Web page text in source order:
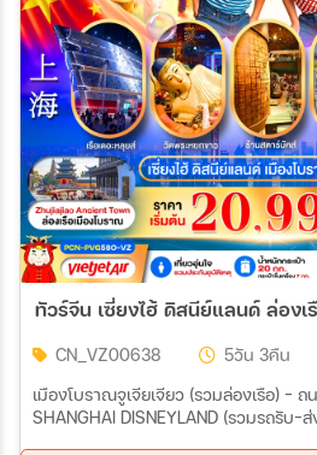
CN_VZ00638 5วัน 3คืน
เมืองโบราณจูเจียเจียว (รวมล่องเรือ) - ถนนอู่คัง – ตลาดเ
SHANGHAI DISNEYLAND (รวมรถรับ-